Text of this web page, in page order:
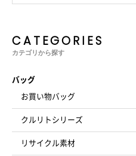
CATEGORIES
カテゴリから探す
バッグ
お買い物バッグ
クルリトシリーズ
リサイクル素材